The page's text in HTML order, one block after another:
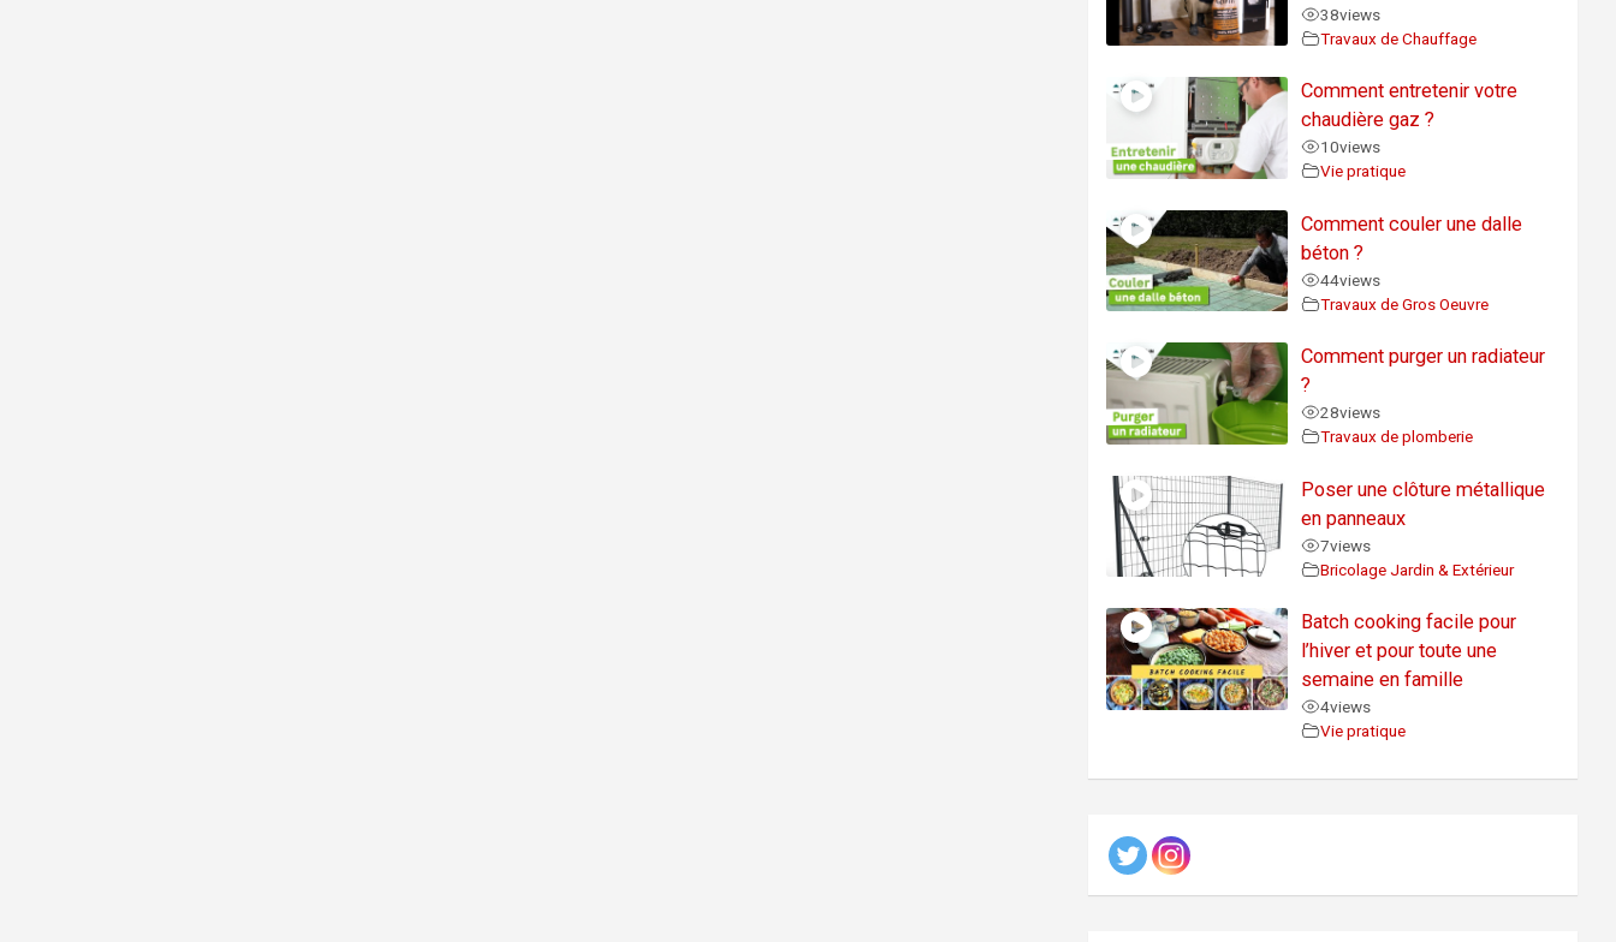
38views
Travaux de Chauffage
Comment entretenir votre
chaudière gaz ?
10views
Vie pratique
Comment couler une dalle
béton ?
44views
Travaux de Gros Oeuvre
Comment purger un radiateur
?
28views
Travaux de plomberie
Poser une clôture métallique
en panneaux
7views
Bricolage Jardin & Extérieur
Batch cooking facile pour
l’hiver et pour toute une
semaine en famille
4views
Vie pratique